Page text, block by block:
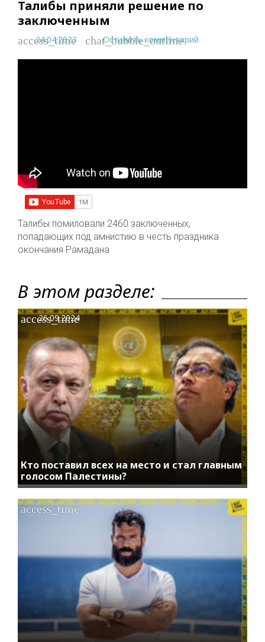
Талибы приняли решение по
заключенным
access_time
24.04.2023 chat_bubble_outline
Оставить комментарий
Талибы помиловали 2460 заключенных,
попадающих под амнистию в честь праздника
окончания Рамадана
В этом разделе:
Кто поставил всех на место и стал главным
голосом Палестины?
access_time
26.09.2024
access_time